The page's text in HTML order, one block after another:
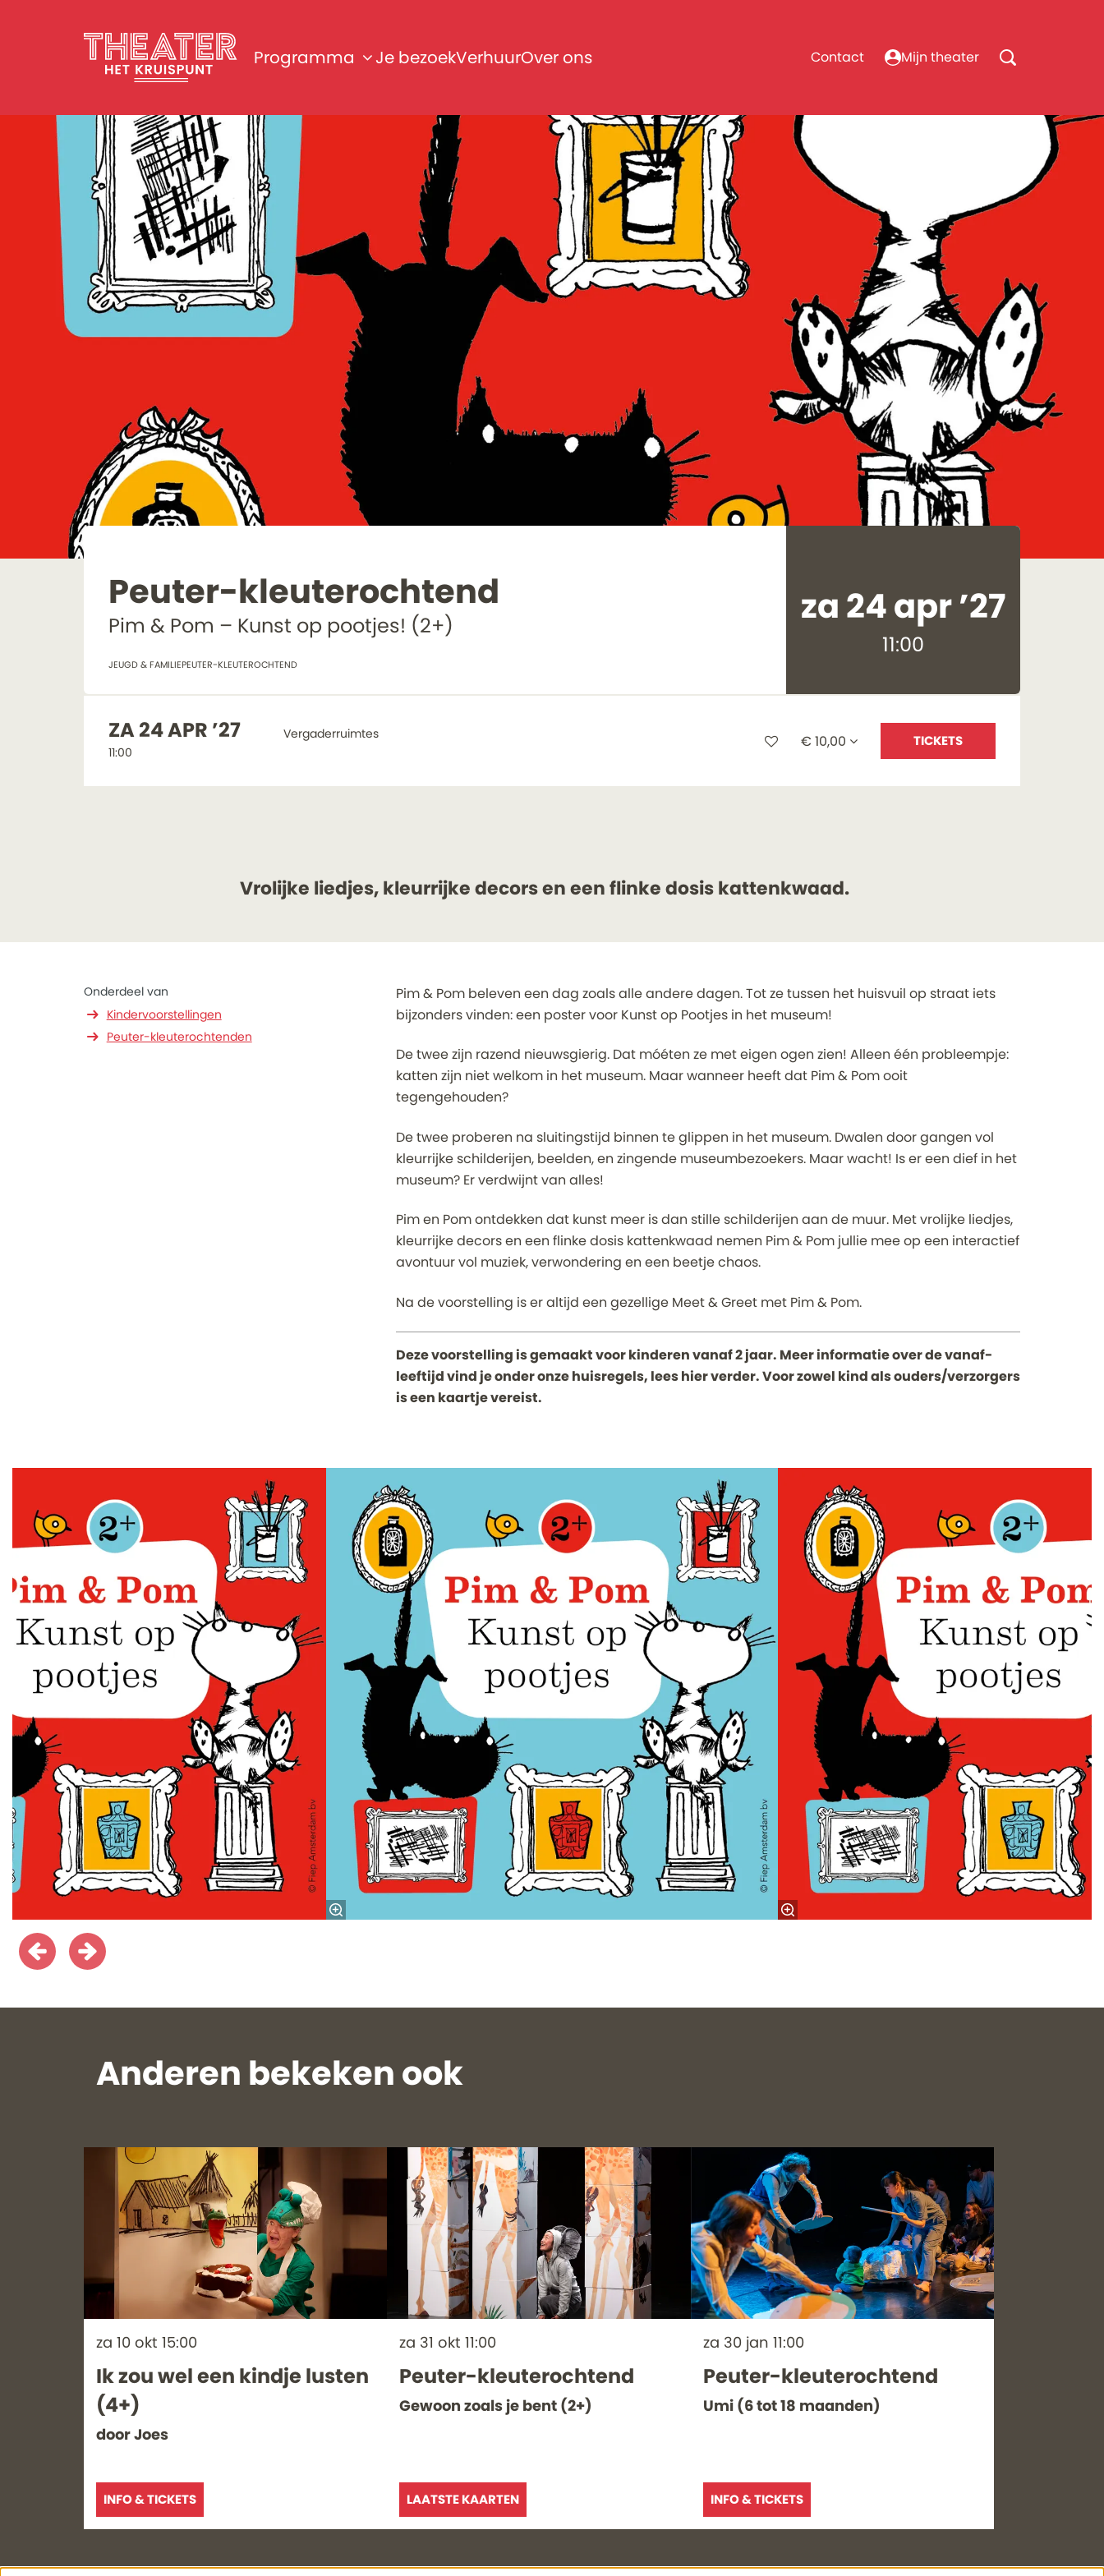
Programma Je bezoekVerhuurOver ons Contact Mijn theater
Peuter-kleuterochtend
Pim & Pom – Kunst op pootjes! (2+)
JEUGD & FAMILIEPEUTER-KLEUTEROCHTEND
za 24 apr ’27
11:00
ZA 24 APR ’27
11:00
Vergaderruimtes € 10,00 TICKETS
Vrolijke liedjes, kleurrijke decors en een flinke dosis kattenkwaad.
Pim & Pom beleven een dag zoals alle andere dagen. Tot ze tussen het huisvuil op straat iets
bijzonders vinden: een poster voor Kunst op Pootjes in het museum!
De twee zijn razend nieuwsgierig. Dat móéten ze met eigen ogen zien! Alleen één probleempje:
katten zijn niet welkom in het museum. Maar wanneer heeft dat Pim & Pom ooit
tegengehouden?
De twee proberen na sluitingstijd binnen te glippen in het museum. Dwalen door gangen vol
kleurrijke schilderijen, beelden, en zingende museumbezoekers. Maar wacht! Is er een dief in het
museum? Er verdwijnt van alles!
Pim en Pom ontdekken dat kunst meer is dan stille schilderijen aan de muur. Met vrolijke liedjes,
kleurrijke decors en een flinke dosis kattenkwaad nemen Pim & Pom jullie mee op een interactief
avontuur vol muziek, verwondering en een beetje chaos.
Na de voorstelling is er altijd een gezellige Meet & Greet met Pim & Pom.
Deze voorstelling is gemaakt voor kinderen vanaf 2 jaar. Meer informatie over de vanaf-
leeftijd vind je onder onze huisregels, lees hier verder. Voor zowel kind als ouders/verzorgers
is een kaartje vereist.
Onderdeel van
Kindervoorstellingen
Peuter-kleuterochtenden
Inzoomen Inzoomen
Anderen bekeken ook
Ik zou wel een kindje lusten
(4+)
door Joes
za 10 okt 15:00
INFO & TICKETS
Peuter-kleuterochtend
Gewoon zoals je bent (2+)
za 31 okt11:00
LAATSTE KAARTEN
Peuter-kleuterochtend
Umi (6 tot 18 maanden)
za 30 jan 11:00
INFO & TICKETS